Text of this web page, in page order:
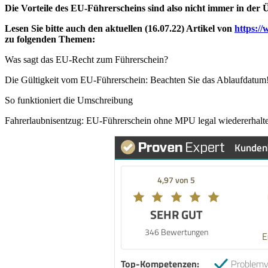
Die Vorteile des EU-Führerscheins sind also nicht immer in der
Lesen Sie bitte auch den aktuellen (16.07.22) Artikel von https://
zu folgenden Themen:
Was sagt das EU-Recht zum Führerschein?
Die Gültigkeit vom EU-Führerschein: Beachten Sie das Ablaufdatum!
So funktioniert die Umschreibung
Fahrerlaubnisentzug: EU-Führerschein ohne MPU legal
4,97 von 5
SEHR GUT
346 Bewertungen
Top-Kompetenzen: